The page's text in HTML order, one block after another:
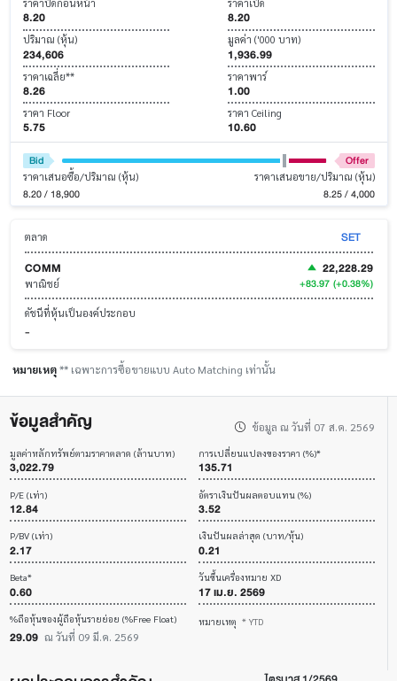
ราคาปิดก่อนหน้า
8.20
ราคาเปิด
8.20
ปริมาณ (หุ้น)
234,606
มูลค่า ('000 บาท)
1,936.99
ราคาเฉลี่ย**
8.26
ราคาพาร์
1.00
ราคา Floor
5.75
ราคา Ceiling
10.60
Bid Offer
ราคาเสนอซื้อ/ปริมาณ (หุ้น)
8.20 / 18,900
ราคาเสนอขาย/ปริมาณ (หุ้น)
8.25 / 4,000
ตลาด
SET
COMM
พาณิชย์
22,228.29
+83.97 (+0.38%)
ดัชนีที่หุ้นเป็นองค์ประกอบ
-
หมายเหตุ** เฉพาะการซื้อขายแบบ Auto Matching เท่านั้น
ข้อมูลสำคัญ ข้อมูล ณ วันที่ 07 ส.ค. 2569
มูลค่าหลักทรัพย์ตามราคาตลาด (ล้านบาท)
3,022.79
การเปลี่ยนแปลงของราคา (%)*
135.71
P/E (เท่า)
12.84
อัตราเงินปันผลตอบแทน (%)
3.52
P/BV (เท่า)
2.17
เงินปันผลล่าสุด (บาท/หุ้น)
0.21
Beta*
0.60
วันขึ้นเครื่องหมาย XD
17 เม.ย. 2569
%ถือหุ้นของผู้ถือหุ้นรายย่อย (%Free Float)
29.09 ณ วันที่ 09 มี.ค. 2569
หมายเหตุ * YTD